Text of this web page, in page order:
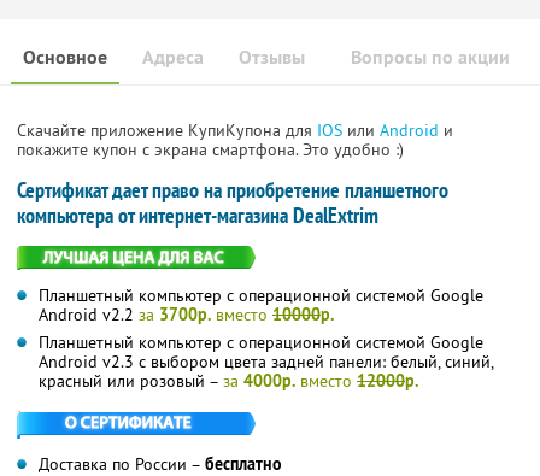
Основное Отзывы Вопросы по акции
Адреса
Скачайте приложение КупиКупона для IOS или Android и
покажите купон с экрана смартфона. Это удобно :)
Сертификат дает право на приобретение планшетного
компьютера от интернет-магазина DealExtrim
Планшетный компьютер с операционной системой Google
Android v2.2 за 3700р. вместо 10000р.
Планшетный компьютер с операционной системой Google
Android v2.3 с выбором цвета задней панели: белый, синий,
красный или розовый – за 4000р. вместо 12000р.
Доставка по России – бесплатно